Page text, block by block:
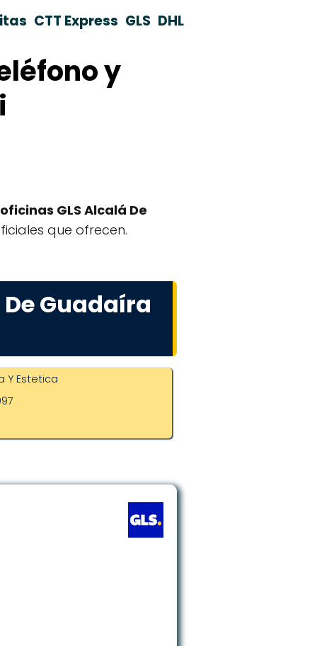
CTT Express GLS DHL
y
GLS Alcalá De
que ofrecen.
Guadaíra
Y Estetica